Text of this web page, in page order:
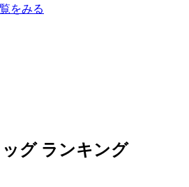
をみる
グ ランキング